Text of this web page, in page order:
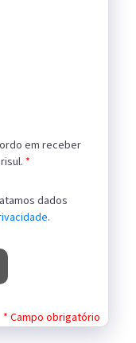
em receber
*
dados
.
* Campo obrigatório